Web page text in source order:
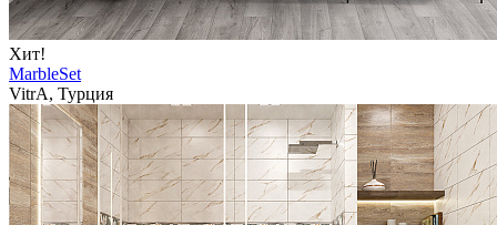
Хит!
MarbleSet
VitrA, Турция